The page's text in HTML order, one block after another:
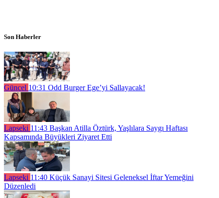
Son Haberler
Güncel 10:31 Odd Burger Ege’yi Sallayacak!
Lapseki 11:43 Başkan Atilla Öztürk, Yaşlılara Saygı Haftası
Kapsamında Büyükleri Ziyaret Etti
Lapseki 11:40 Küçük Sanayi Sitesi Geleneksel İftar Yemeğini
Düzenledi